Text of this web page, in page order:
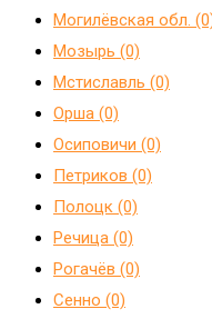
Могилёвская обл.
Мозырь (0)
Мстиславль (0)
Орша (0)
Осиповичи (0)
Петриков (0)
Полоцк (0)
Речица (0)
Рогачёв (0)
Сенно (0)